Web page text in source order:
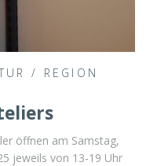
/ REGION
öffnen am Samstag,
jeweils von 13-19 Uhr